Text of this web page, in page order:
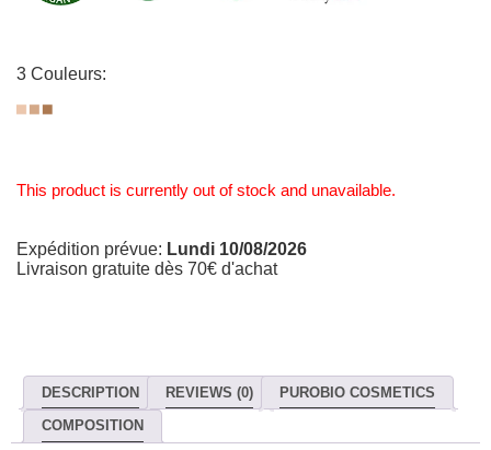
3 Couleurs:
This product is currently out of stock and unavailable.
Expédition prévue: Lundi 10/08/2026
Livraison gratuite dès 70€ d'achat
DESCRIPTION REVIEWS (0) PUROBIO COSMETICS
COMPOSITION